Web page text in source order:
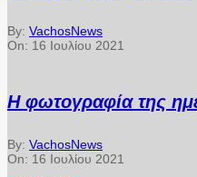
By: VachosNews
On: 16 Ιουλίου 2021
Η φωτογραφία της
By: VachosNews
On: 16 Ιουλίου 2021